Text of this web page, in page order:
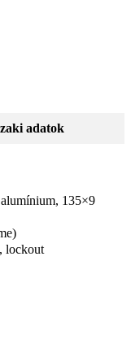
adatok
135×9
lockout